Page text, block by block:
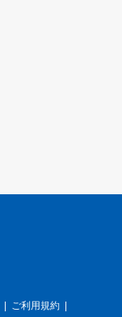
ご利用規約